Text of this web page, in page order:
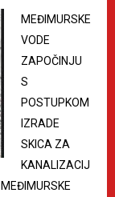
MEĐIMURSKE
VODE
ZAPOČINJU
S
POSTUPKOM
IZRADE
SKICA ZA
KANALIZACIJ